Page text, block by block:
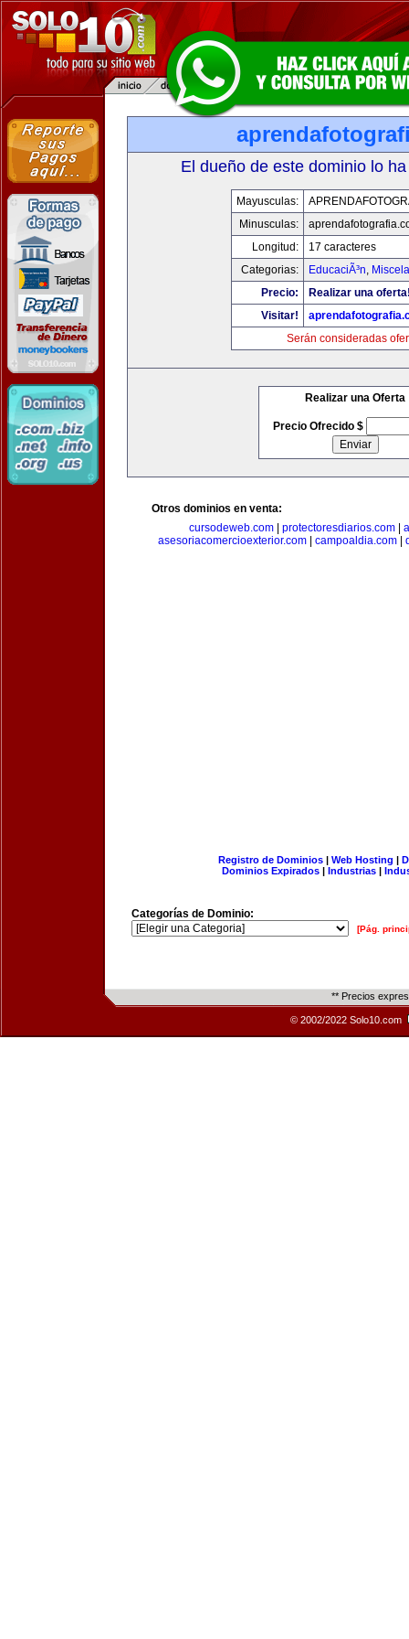
El dueño de este dominio lo
Mayusculas:
Minusculas:
Longitud:
17 caracteres
Categorias:
EducaciÃ³n,
Precio:
Realizar una
Visitar!
Serán consideradas
Realizar una Oferta
Precio Ofrecido $
Otros dominios en venta:
cursodeweb.com
protectoresdiarios.com
asesoriacomercioexterior.com
campoaldia.com
Registro de Dominios| Web Hosting |
Dominios Expirados | Industrias |
Categorías de Dominio:
[Pág.
** Precios
© 2002/2022 Solo10.com